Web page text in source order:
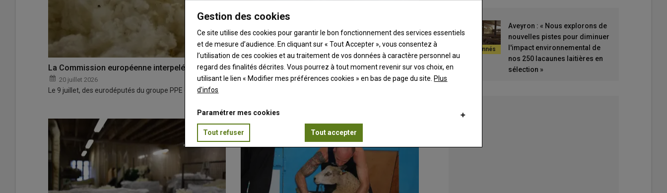
La Commission européenne interpelée sur le statut de la laine
20 juillet 2026
Le 9 juillet, des eurodéputés du groupe PPE ont appelé la Commission européenne à faciliter la valorisation…
Aveyron : « Nous explorons de
nouvelles pistes pour diminuer
l'impact environnemental de
nos 250 lacaunes laitières en
sélection »
Gestion des cookies
Ce site utilise des cookies pour garantir le bon fonctionnement des services essentiels
et de mesure d’audience. En cliquant sur « Tout Accepter », vous consentez à
l’utilisation de ces cookies et au traitement de vos données à caractère personnel au
regard des finalités décrites. Vous pourrez à tout moment revenir sur vos choix, en
utilisant le lien « Modifier mes préférences cookies » en bas de page du site. Plus
d'infos
Paramétrer mes cookies
Tout refuser Tout accepter